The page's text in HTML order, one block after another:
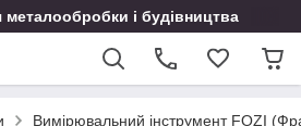
і будівництва
Вимірювальний інструмент FOZI